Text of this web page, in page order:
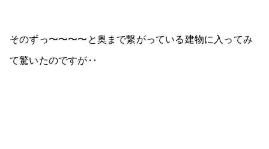
そのずっ〜〜〜〜と奥まで繋がっている建物に入ってみ
て驚いたのですが‥